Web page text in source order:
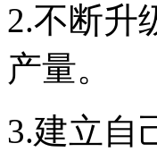
2.不断升
产量。
3.建立自